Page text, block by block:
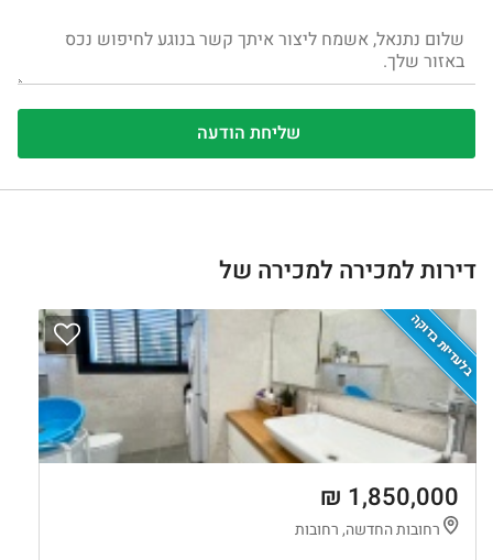
דירות למכירה למכירה של
בלעדיות בדוקה
1,850,000 ₪
רחובות החדשה, רחובות